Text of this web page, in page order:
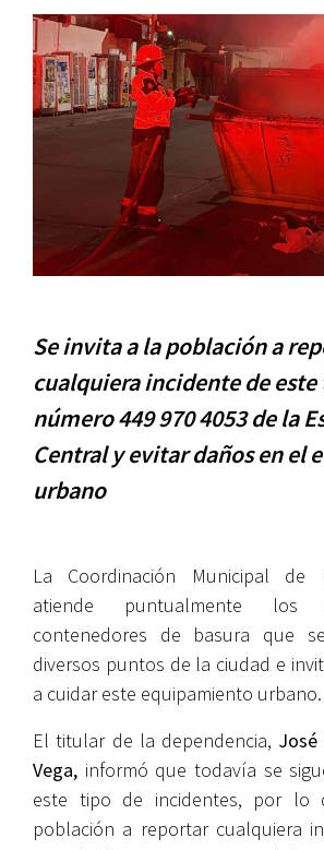
Se invita a la población a
cualquiera incidente de
número 449 970 4053 de la
Central y evitar daños en el
urbano
La Coordinación Municipal de
atiende puntualmente los
contenedores de basura que
diversos puntos de la ciudad e
a cuidar este equipamiento urbano.
El titular de la dependencia, José
Vega, informó que todavía se
este tipo de incidentes, por lo
población a reportar cualquiera